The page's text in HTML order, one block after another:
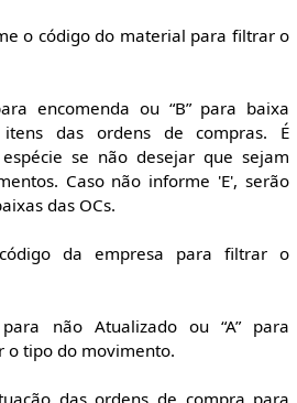
o código do material para filtrar o
encomenda ou “B” para baixa
das ordens de compras. É
se não desejar que sejam
Caso não informe 'E', serão
das OCs.
da empresa para filtrar o
não Atualizado ou “A” para
o tipo do movimento.